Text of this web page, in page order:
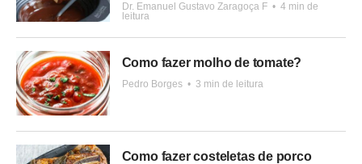
Dr. Emanuel Gustavo Zaragoça F • 4 min de
leitura
Como fazer molho de tomate?
Pedro Borges • 3 min de leitura
Como fazer costeletas de porco